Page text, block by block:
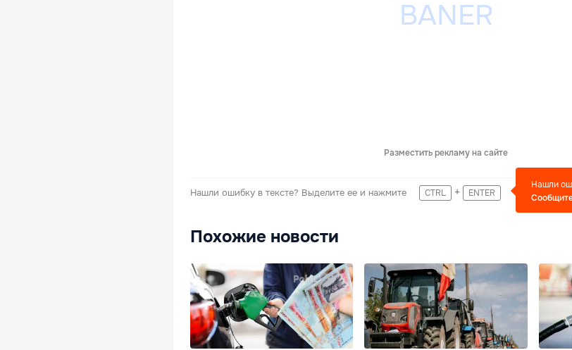
Разместить рекламу на сайте
Нашли ошибку в тексте? Выделите ее и нажмите CTRL + ENTER
Нашли
Похожие новости